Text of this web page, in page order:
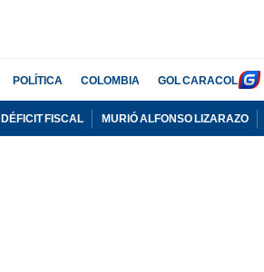
POLÍTICA COLOMBIA GOL CARACOL
DÉFICIT FISCAL MURIÓ ALFONSO LIZARAZO